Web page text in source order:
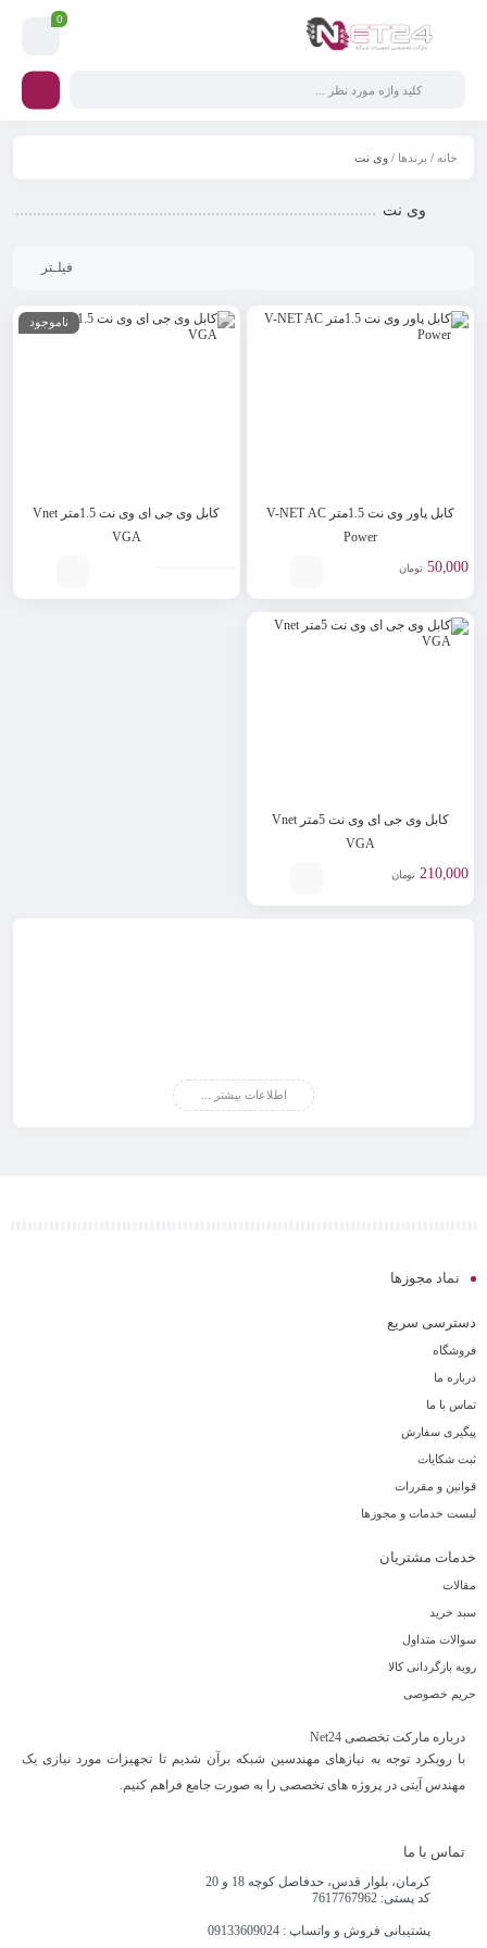
0
خانه / برندها / وی نت
وی نت
فیلـتر
کابل پاور وی نت 1.5متر V-NET AC
Power
50,000 تومان
ناموجود
کابل وی جی ای وی نت 1.5متر Vnet
VGA
کابل وی جی ای وی نت 5متر Vnet
VGA
210,000 تومان
اطلاعات بیشتر ...
نماد مجوزها
دسترسی سریع
فروشگاه
درباره ما
تماس با ما
پیگیری سفارش
ثبت شکایات
قوانین و مقررات
لیست خدمات و مجوزها
خدمات مشتریان
مقالات
سبد خرید
سوالات متداول
رویه بازگردانی کالا
حریم خصوصی
درباره مارکت تخصصی Net24
با رویکرد توجه به نیازهای مهندسین شبکه برآن شدیم تا تجهیزات مورد نیازی یک
مهندس آیتی در پروژه های تخصصی را به صورت جامع فراهم کنیم.
تماس با ما
کرمان، بلوار قدس، حدفاصل کوچه 18 و 20
کد پستی: 7617767962
پشتیبانی فروش و واتساپ : 09133609024